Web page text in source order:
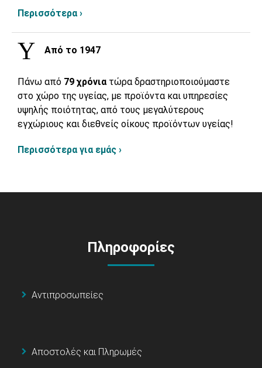
Περισσότερα ›
Από το 1947
Πάνω από 79 χρόνια τώρα δραστηριοποιούμαστε
στο χώρο της υγείας, με προϊόντα και υπηρεσίες
υψηλής ποιότητας, από τους μεγαλύτερους
εγχώριους και διεθνείς οίκους προϊόντων υγείας!
Περισσότερα για εμάς ›
Πληροφορίες
Αντιπροσωπείες
Αποστολές και Πληρωμές